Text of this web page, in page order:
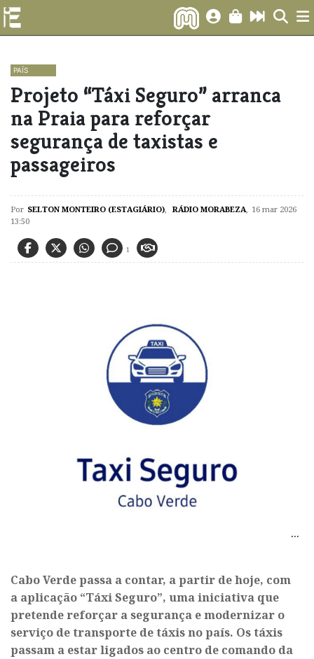
PAÍS
Projeto “Táxi Seguro” arranca
na Praia para reforçar
segurança de taxistas e
passageiros
Por SELTON MONTEIRO (ESTAGIÁRIO), RÁDIO MORABEZA, 16 mar 2026
13:50
1
Cabo Verde passa a contar, a partir de hoje, com
a aplicação “Táxi Seguro”, uma iniciativa que
pretende reforçar a segurança e modernizar o
serviço de transporte de táxis no país. Os táxis
passam a estar ligados ao centro de comando da